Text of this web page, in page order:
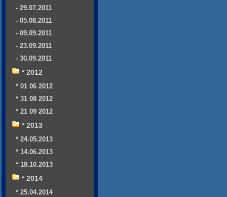
- 29.07.2011
- 05.08.2011
- 09.09.2011
- 23.09.2011
- 30.09.2011
* 2012
* 01 06 2012
* 31 08 2012
* 21 09 2012
* 2013
* 24.05.2013
* 14.06.2013
* 18.10.2013
* 2014
* 25.04.2014